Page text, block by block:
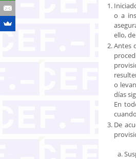
o a
ello,
Antes
o
días
En
De